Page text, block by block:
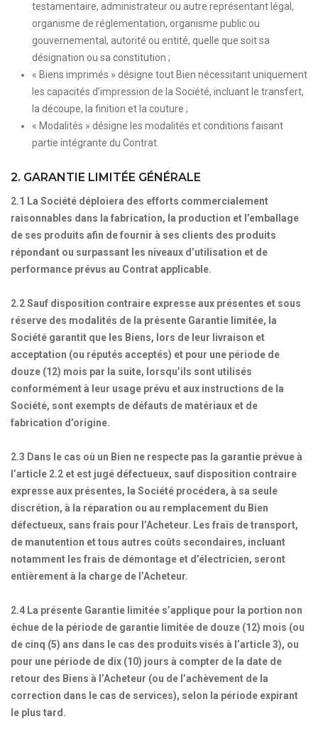
testamentaire, administrateur ou autre représentant légal,
organisme de réglementation, organisme public ou
gouvernemental, autorité ou entité, quelle que soit sa
désignation ou sa constitution ;
« Biens imprimés » désigne tout Bien nécessitant uniquement
les capacités d’impression de la Société, incluant le transfert,
la découpe, la finition et la couture ;
« Modalités » désigne les modalités et conditions faisant
partie intégrante du Contrat.
2. GARANTIE LIMITÉE GÉNÉRALE
2.1 La Société déploiera des efforts commercialement
raisonnables dans la fabrication, la production et l’emballage
de ses produits afin de fournir à ses clients des produits
répondant ou surpassant les niveaux d’utilisation et de
performance prévus au Contrat applicable.
2.2 Sauf disposition contraire expresse aux présentes et sous
réserve des modalités de la présente Garantie limitée, la
Société garantit que les Biens, lors de leur livraison et
acceptation (ou réputés acceptés) et pour une période de
douze (12) mois par la suite, lorsqu’ils sont utilisés
conformément à leur usage prévu et aux instructions de la
Société, sont exempts de défauts de matériaux et de
fabrication d’origine.
2.3 Dans le cas où un Bien ne respecte pas la garantie prévue à
l’article 2.2 et est jugé défectueux, sauf disposition contraire
expresse aux présentes, la Société procédera, à sa seule
discrétion, à la réparation ou au remplacement du Bien
défectueux, sans frais pour l’Acheteur. Les frais de transport,
de manutention et tous autres coûts secondaires, incluant
notamment les frais de démontage et d’électricien, seront
entièrement à la charge de l’Acheteur.
2.4 La présente Garantie limitée s’applique pour la portion non
échue de la période de garantie limitée de douze (12) mois (ou
de cinq (5) ans dans le cas des produits visés à l’article 3), ou
pour une période de dix (10) jours à compter de la date de
retour des Biens à l’Acheteur (ou de l’achèvement de la
correction dans le cas de services), selon la période expirant
le plus tard.